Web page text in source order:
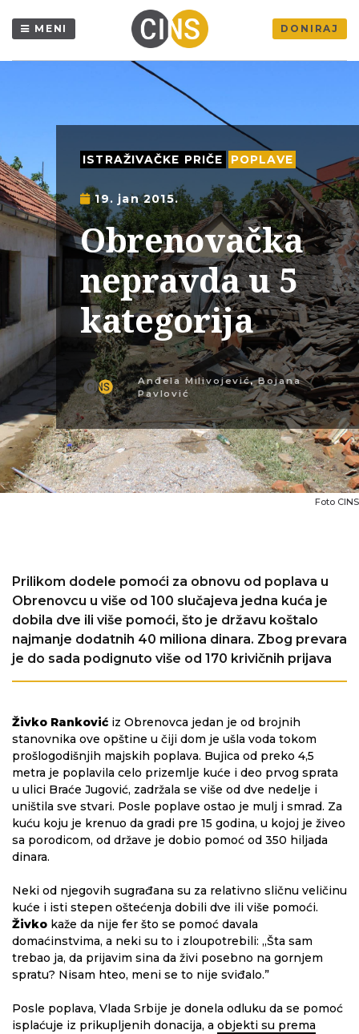
MENI DONIRAJ
ISTRAŽIVAČKE PRIČE POPLAVE
19. jan 2015.
Obrenovačka
nepravda u 5
kategorija
Anđela Milivojević,Bojana
Pavlović
Foto CINS
Prilikom dodele pomoći za obnovu od poplava u
Obrenovcu u više od 100 slučajeva jedna kuća je
dobila dve ili više pomoći, što je državu koštalo
najmanje dodatnih 40 miliona dinara. Zbog prevara
je do sada podignuto više od 170 krivičnih prijava
Živko Ranković iz Obrenovca jedan je od brojnih
stanovnika ove opštine u čiji dom je ušla voda tokom
prošlogodišnjih majskih poplava. Bujica od preko 4,5
metra je poplavila celo prizemlje kuće i deo prvog sprata
u ulici Braće Jugović, zadržala se više od dve nedelje i
uništila sve stvari. Posle poplave ostao je mulj i smrad. Za
kuću koju je krenuo da gradi pre 15 godina, u kojoj je živeo
sa porodicom, od države je dobio pomoć od 350 hiljada
dinara.
Neki od njegovih sugrađana su za relativno sličnu veličinu
kuće i isti stepen oštećenja dobili dve ili više pomoći.
Živko kaže da nije fer što se pomoć davala
domaćinstvima, a neki su to i zloupotrebili: „Šta sam
trebao ja, da prijavim sina da živi posebno na gornjem
spratu? Nisam hteo, meni se to nije sviđalo.”
Posle poplava, Vlada Srbije je donela odluku da se pomoć
isplaćuje iz prikupljenih donacija, a objekti su prema